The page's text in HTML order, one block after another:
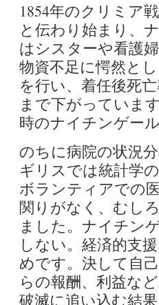
1854年のクリミア
と伝わり始まり、
はシスターや看護
物資不足に愕然と
を行い、着任後死
まで下がっていま
時のナイチンゲー
のちに病院の状況
ギリスでは統計学
ボランティアでの
関りがなく、むし
ました。ナイチン
しない。経済的支
めです。決して自
らの報酬、利益な
破滅に追い込む結